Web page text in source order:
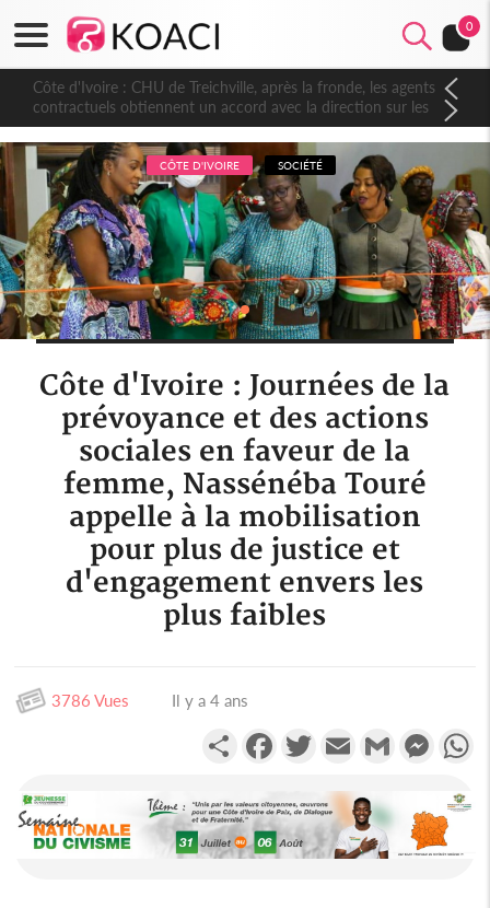
0
Côte d'Ivoire : CHU de Treichville, après la fronde, les agents
contractuels obtiennent un accord avec la direction sur les
arriérés du SMIG 2023
CÔTE D'IVOIRE SOCIÉTÉ
Côte d'Ivoire : Journées de la
prévoyance et des actions
sociales en faveur de la
femme, Nassénéba Touré
appelle à la mobilisation
pour plus de justice et
d'engagement envers les
plus faibles
3786 Vues Il y a 4 ans
PartagerFacebookTwitterEmail Gmail